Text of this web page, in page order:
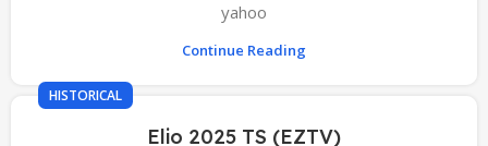
yahoo
Continue Reading
HISTORICAL
Elio 2025 TS (EZTV)